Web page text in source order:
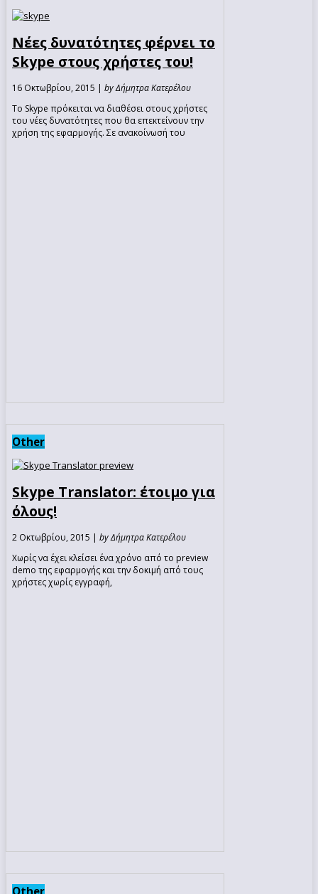
Νέες δυνατότητες φέρνει το
Skype στους χρήστες του!
16 Οκτωβρίου, 2015 | by Δήμητρα Κατερέλου
Το Skype πρόκειται να διαθέσει στους χρήστες
του νέες δυνατότητες που θα επεκτείνουν την
χρήση της εφαρμογής. Σε ανακοίνωσή του
Other
Skype Translator: έτοιμο για
όλους!
2 Οκτωβρίου, 2015 | by Δήμητρα Κατερέλου
Χωρίς να έχει κλείσει ένα χρόνο από το preview
demo της εφαρμογής και την δοκιμή από τους
χρήστες χωρίς εγγραφή,
Other